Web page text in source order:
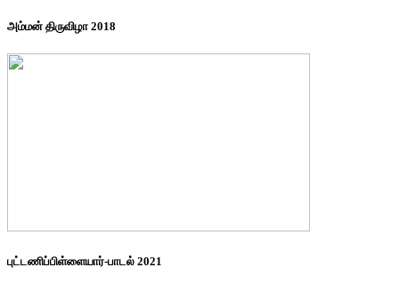
அம்மன் திருவிழா 2018
புட்டணிப்பிள்ளையார்-பாடல் 2021